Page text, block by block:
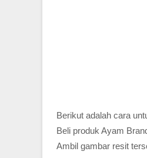
Berikut adalah cara
Beli produk Ayam
Ambil gambar resit